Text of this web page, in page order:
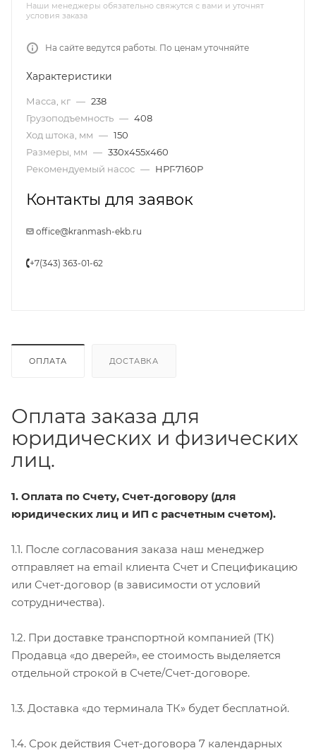
Наши менеджеры обязательно свяжутся с вами и уточнят
условия заказа
На сайте ведутся работы. По ценам уточняйте
Характеристики
Масса, кг — 238
Грузоподъемность — 408
Ход штока, мм — 150
Размеры, мм — 330x455x460
Рекомендуемый насос — НРГ-7160Р
Контакты для заявок
office@kranmash-ekb.ru
+7(343) 363-01-62
ОПЛАТА ДОСТАВКА
Оплата заказа для
юридических и физических
лиц.
1. Оплата по Счету, Счет-договору (для
юридических лиц и ИП с расчетным счетом).
1.1. После согласования заказа наш менеджер
отправляет на email клиента Счет и Спецификацию
или Счет-договор (в зависимости от условий
сотрудничества).
1.2. При доставке транспортной компанией (ТК)
Продавца «до дверей», ее стоимость выделяется
отдельной строкой в Счете/Счет-договоре.
1.3. Доставка «до терминала ТК» будет бесплатной.
1.4. Срок действия Счет-договора 7 календарных